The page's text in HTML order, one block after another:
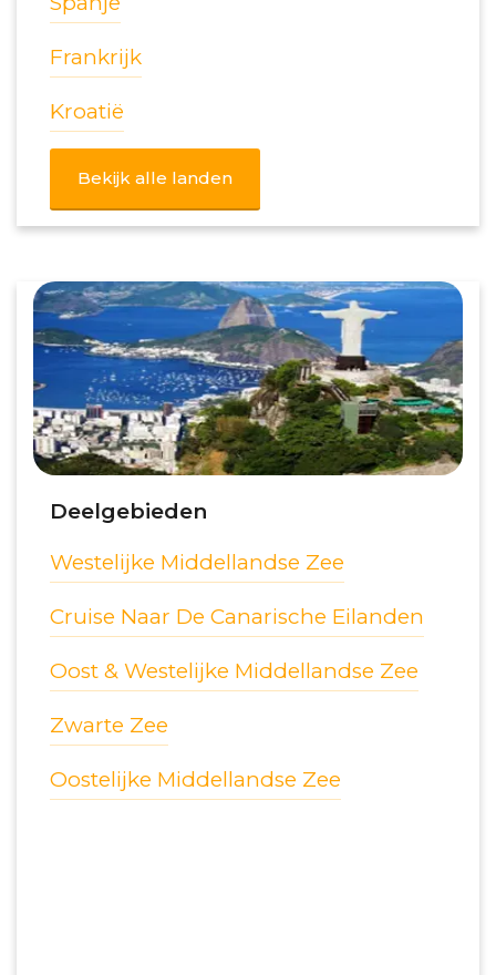
Frankrijk
Kroatië
Bekijk alle landen
Deelgebieden
Westelijke Middellandse Zee
Cruise Naar De Canarische Eilanden
Oost & Westelijke Middellandse Zee
Zwarte Zee
Oostelijke Middellandse Zee